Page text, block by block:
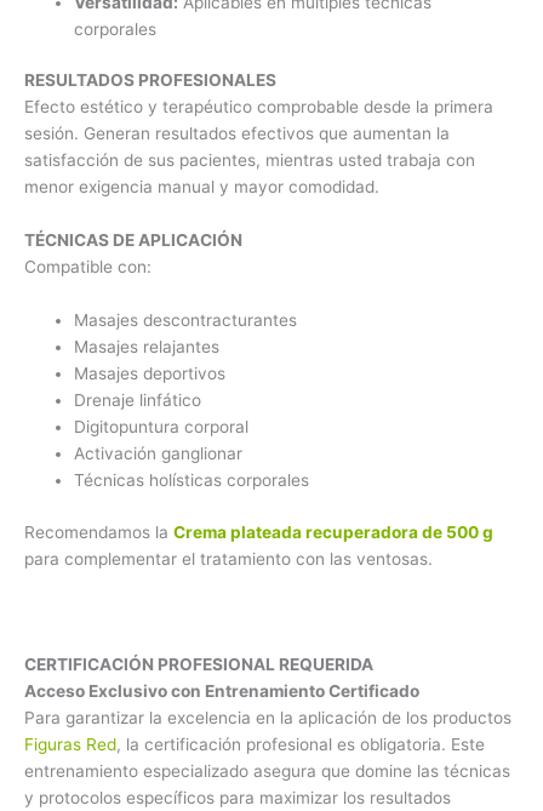
corporales
RESULTADOS PROFESIONALES
Efecto estético y terapéutico comprobable desde la primera
sesión. Generan resultados efectivos que aumentan la
satisfacción de sus pacientes, mientras usted trabaja con
menor exigencia manual y mayor comodidad.
TÉCNICAS DE APLICACIÓN
Compatible con:
Masajes descontracturantes
Masajes relajantes
Masajes deportivos
Drenaje linfático
Digitopuntura corporal
Activación ganglionar
Técnicas holísticas corporales
Recomendamos la Crema plateada recuperadora de 500 g
para complementar el tratamiento con las ventosas.
CERTIFICACIÓN PROFESIONAL REQUERIDA
Acceso Exclusivo con Entrenamiento Certificado
Para garantizar la excelencia en la aplicación de los productos
Figuras Red, la certificación profesional es obligatoria. Este
entrenamiento especializado asegura que domine las técnicas
y protocolos específicos para maximizar los resultados